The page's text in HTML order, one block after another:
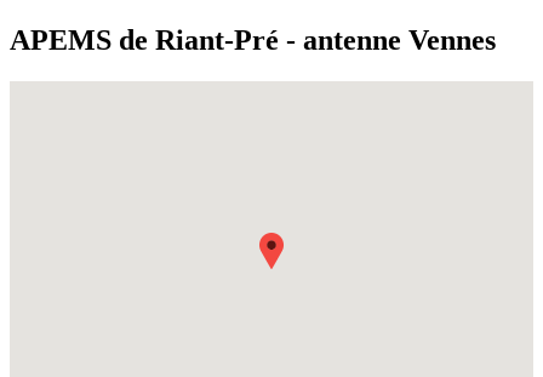
APEMS de Riant-Pré - antenne Vennes